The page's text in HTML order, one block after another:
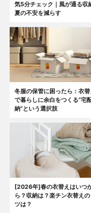
気5分チェック｜風が通る収
夏の不安を減らす
冬服の保管に困ったら：衣替
で暮らしに余白をつくる“宅
納”という選択肢
[2026年]春の衣替えはいつ
ら？収納は？楽チン衣替えの
ツは？